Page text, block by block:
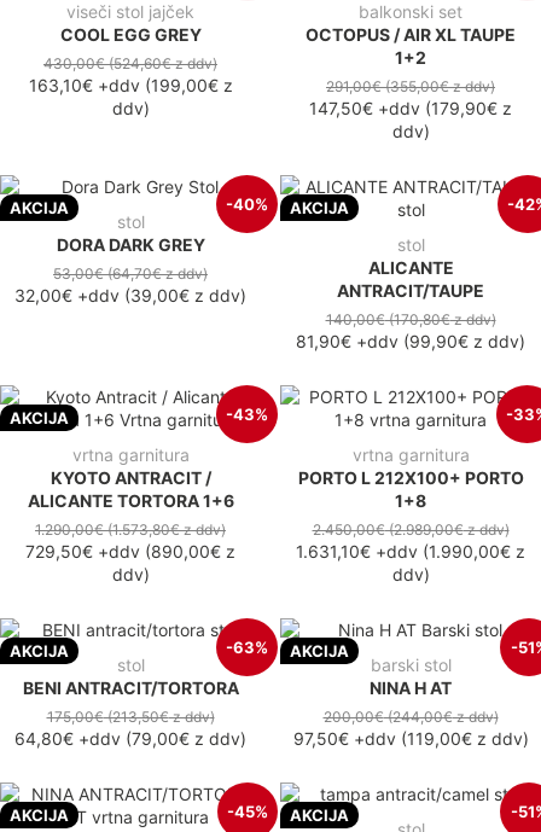
viseči stol jajček
COOL EGG GREY
430,00€(524,60€z ddv)
163,10€+ddv(199,00€z
ddv)
balkonski set
OCTOPUS / AIR XL TAUPE
1+2
291,00€(355,00€z ddv)
147,50€ +ddv (179,90€ z
ddv)
AKCIJA -40%
stol
DORA DARK GREY
53,00€(64,70€z ddv)
32,00€ +ddv (39,00€ z ddv)
AKCIJA -
stol
ALICANTE
ANTRACIT/TAUPE
140,00€(170,80€z ddv)
81,90€ +ddv (99,90€ z ddv)
AKCIJA -43%
vrtna garnitura
KYOTO ANTRACIT /
ALICANTE TORTORA 1+6
1.290,00€(1.573,80€z ddv)
729,50€ +ddv (890,00€ z
ddv)
-
vrtna garnitura
PORTO L 212X100+ PORTO
1+8
2.450,00€(2.989,00€z ddv)
1.631,10€ +ddv (1.990,00€ z
ddv)
AKCIJA -63%
stol
BENI ANTRACIT/TORTORA
175,00€(213,50€z ddv)
64,80€ +ddv (79,00€ z ddv)
AKCIJA -
barski stol
NINA H AT
200,00€(244,00€z ddv)
97,50€+ddv(119,00€z ddv)
AKCIJA -45% AKCIJA -